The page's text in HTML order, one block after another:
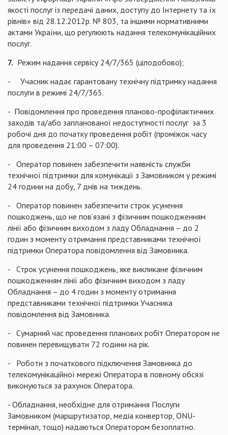
якості послуг із передачі даних, доступу до Інтернету та їх
рівнів» від 28.12.2012р. № 803, та іншими нормативними
актами України, що регулюють надання телекомунікаційних
послуг.
7. Режим надання сервісу 24/7/365 (цілодобово);
- Учасник надає гарантовану технічну підтримку надання
послуги в режимі 24/7/365.
- Повідомлення про проведення планово-профілактичних
заходів та/або запланованої недоступності послуг за 3
робочі дня до початку проведення робіт (проміжок часу
для проведення 21:00 – 07:00).
- Оператор повинен забезпечити наявність служби
технічної підтримки для комунікації з Замовником у режимі
24 години на добу, 7 днів на тиждень.
- Оператор повинен забезпечити строк усунення
пошкоджень, що не пов’язані з фізичним пошкодженням
лінії або фізичним виходом з ладу Обладнання – до 2
годин з моменту отримання представниками технічної
підтримки Оператора повідомлення від Замовника.
- Строк усунення пошкоджень, яке викликане фізичним
пошкодженням лінії або фізичним виходом з ладу
Обладнання – до 4 годин з моменту отримання
представниками технічної підтримки Учасника
повідомлення від Замовника.
- Сумарний час проведення планових робіт Оператором не
повинен перевищувати 72 години на рік.
- Роботи з початкового підключення Замовника до
телекомунікаційної мережі Оператора в повному обсязі
виконуються за рахунок Оператора.
- Обладнання, необхідне для отримання Послуги
Замовником (маршрутизатор, медіа конвертор, ONU-
термінал, тощо) надаються Оператором безоплатно.